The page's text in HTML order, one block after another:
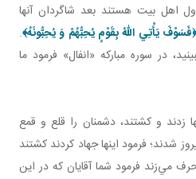
اهل بيت هستند بعد شاگردان آنها
يَأْتِي اللّهُ بِقَوْمٍ يُحِبُّهُمْ وَ يُحِبُّونَهُ﴾.
در سوره مبارکه «انفال» فرمود ما
زدند و کشتند، دشمنان را قلع و قمع
شدند؛ فرمود اينها جهاد کردند کشتند
حرف مي‌زند فرمود شما آقايان که در اين